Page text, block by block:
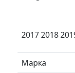
2017 2018
Марка